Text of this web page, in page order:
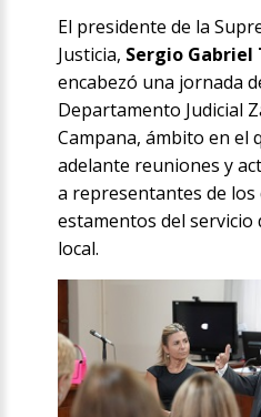
El presidente de la
Justicia, Sergio Gabriel
encabezó una jornada
Departamento Judicial
Campana, ámbito en el
adelante reuniones y
a representantes de
estamentos del servicio
local.